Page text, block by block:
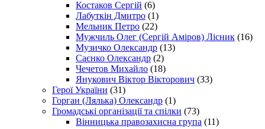
Костаков Сергій (6)
Лабуткін Дмитро (1)
Мельник Петро (22)
Мужчиль Олег (Сергій Аміров) Лісник (16)
Музичко Олександр (13)
Саєнко Олександр (2)
Чечетов Михайло (18)
Янукович Віктор Вікторович (33)
Герої України (31)
Горган (Лялька) Олександр (1)
Громадські організації та спілки (73)
Вінницька правозахисна група (11)